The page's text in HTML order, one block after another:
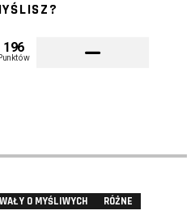
196
O MYŚLIWYCH RÓŻNE